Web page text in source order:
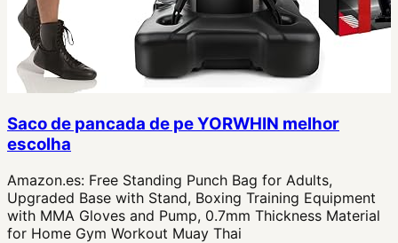
Saco de pancada de pe YORWHIN melhor
escolha
Amazon.es: Free Standing Punch Bag for Adults,
Upgraded Base with Stand, Boxing Training Equipment
with MMA Gloves and Pump, 0.7mm Thickness Material
for Home Gym Workout Muay Thai